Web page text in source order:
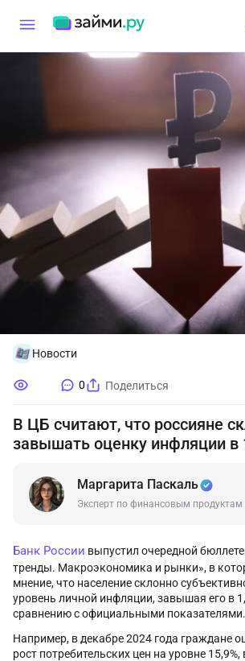
Новости
0 Поделиться
В ЦБ считают, что россияне
завышать оценку инфляции в
Маргарита Паскаль
Эксперт по финансовым продуктам
Банк России выпустил очередной
тренды. Макроэкономика и рынки», в
мнение, что население склонно
уровень личной инфляции, завышая его в
сравнению с официальными показателями.
Например, в декабре 2024 года граждане
рост потребительских цен на уровне